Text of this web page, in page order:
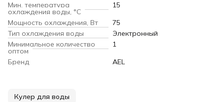
Мин. температура
охлаждения воды, °С
15
Мощность охлаждения, Вт
75
Тип охлаждения воды
Электронный
Минимальное количество
оптом
1
Бренд
AEL
Кулер для воды